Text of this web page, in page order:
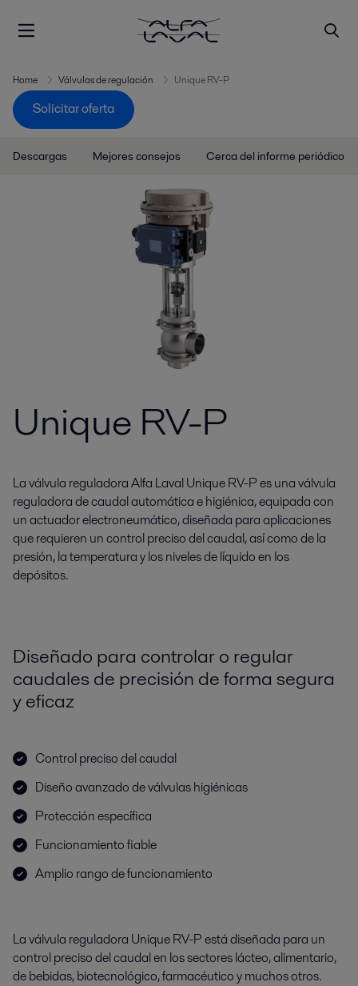
Home Válvulas de regulación Unique RV-P
Solicitar oferta
Descargas Mejores consejos Cerca del informe periódico
Unique RV-P
La válvula reguladora Alfa Laval Unique RV-P es una válvula
reguladora de caudal automática e higiénica, equipada con
un actuador electroneumático, diseñada para aplicaciones
que requieren un control preciso del caudal, así como de la
presión, la temperatura y los niveles de líquido en los
depósitos.
Diseñado para controlar o regular
caudales de precisión de forma segura
y eficaz
Control preciso del caudal
Diseño avanzado de válvulas higiénicas
Protección específica
Funcionamiento fiable
Amplio rango de funcionamiento
La válvula reguladora Unique RV-P está diseñada para un
control preciso del caudal en los sectores lácteo, alimentario,
de bebidas, biotecnológico, farmacéutico y muchos otros.